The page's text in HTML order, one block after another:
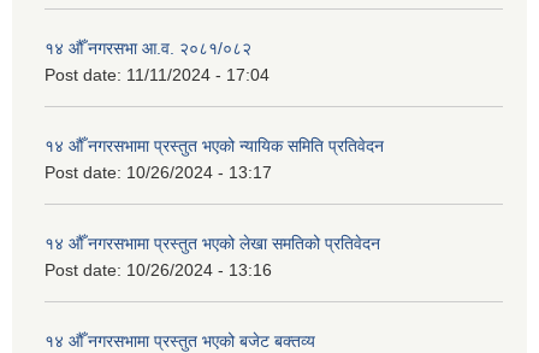
१४ औँ नगरसभा आ.व. २०८१/०८२
Post date: 11/11/2024 - 17:04
१४ औँ नगरसभामा प्रस्तुत भएको न्यायिक समिति प्रतिवेदन
Post date: 10/26/2024 - 13:17
१४ औँ नगरसभामा प्रस्तुत भएको लेखा समतिको प्रतिवेदन
Post date: 10/26/2024 - 13:16
१४ औँ नगरसभामा प्रस्तुत भएको बजेट बक्तव्य